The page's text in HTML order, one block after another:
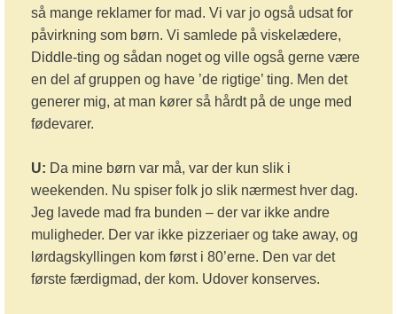
så mange reklamer for mad. Vi var jo også udsat for
påvirkning som børn. Vi samlede på viskelædere,
Diddle-ting og sådan noget og ville også gerne være
en del af gruppen og have ’de rigtige’ ting. Men det
generer mig, at man kører så hårdt på de unge med
fødevarer.
U: Da mine børn var må, var der kun slik i
weekenden. Nu spiser folk jo slik nærmest hver dag.
Jeg lavede mad fra bunden – der var ikke andre
muligheder. Der var ikke pizzeriaer og take away, og
lørdagskyllingen kom først i 80’erne. Den var det
første færdigmad, der kom. Udover konserves.